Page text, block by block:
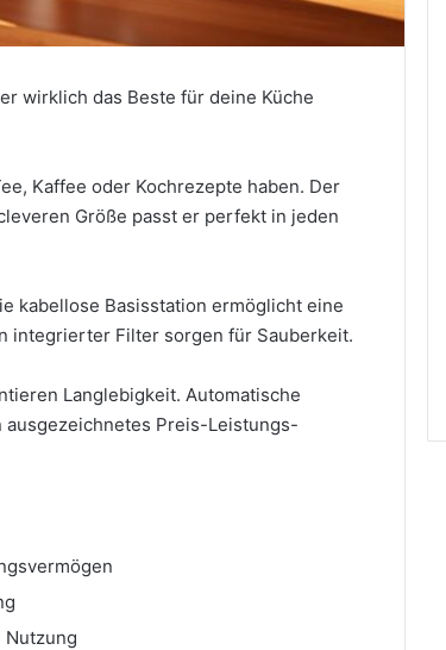
wirklich das Beste für deine Küche
Kaffee oder Kochrezepte haben. Der
Größe passt er perfekt in jeden
kabellose Basisstation ermöglicht eine
integrierter Filter sorgen für Sauberkeit.
Langlebigkeit. Automatische
Preis-Leistungs-
Nutzung